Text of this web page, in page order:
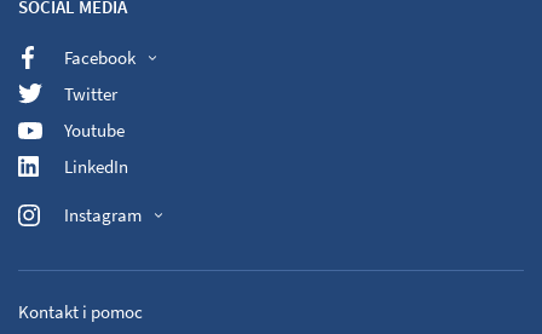
SOCIAL MEDIA
Facebook
Twitter
Youtube
LinkedIn
Instagram
Kontakt i pomoc